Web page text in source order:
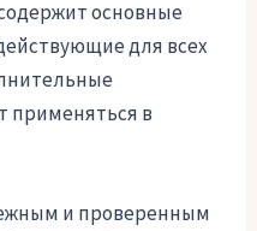
содержит основные
для всех
применяться в
и проверенным